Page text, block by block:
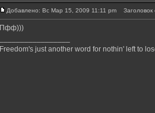
Добавлено: Вс Мар 15, 2009 11:11 pm Заголовок
Пфф)))
Freedom's just another word for nothin' left to